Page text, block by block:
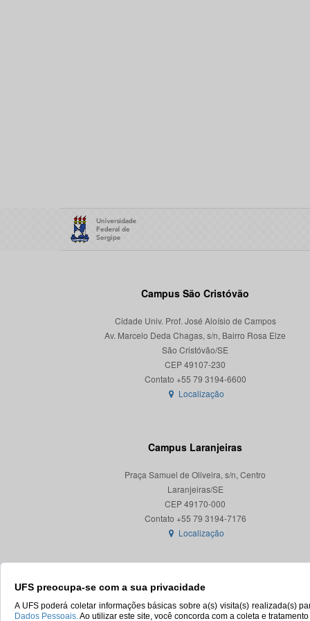
UFS preocupa-se com a sua privacidade
A UFS poderá coletar informações básicas sobre a(s) visita(s) realizada(s)
Dados Pessoais.Ao utilizar este site, você concorda com a coleta e
Campus São Cristóvão
Cidade Univ. Prof. José Aloísio de Campos
Av. Marcelo Deda Chagas, s/n, Bairro Rosa Elze
São Cristóvão/SE
CEP 49107-230
Localização
Campus Laranjeiras
Praça Samuel de Oliveira, s/n, Centro
Laranjeiras/SE
CEP 49170-000
Localização